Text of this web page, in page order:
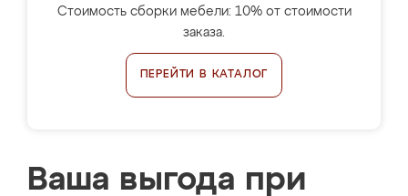
Стоимость сборки мебели: 10% от стоимости
заказа.
ПЕРЕЙТИ В КАТАЛОГ
Ваша выгода при